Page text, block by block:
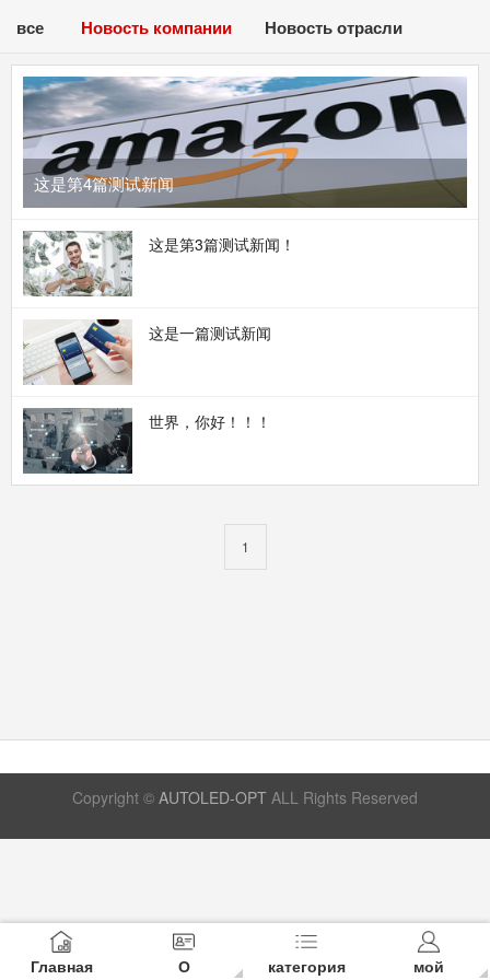
Главная О категория мой
все Новость компании Новость отрасли
这是第4篇测试新闻
这是第3篇测试新闻！
这是一篇测试新闻
世界，你好！！！
1
Copyright © AUTOLED-OPT ALL Rights Reserved